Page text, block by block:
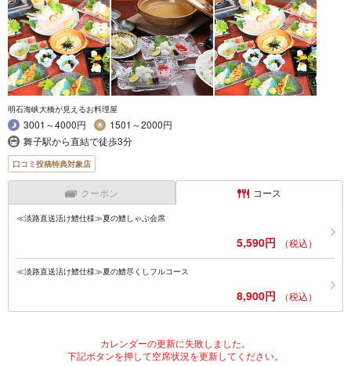
明石海峡大橋が見えるお料理屋
3001～4000円
1501～2000円
舞子駅から直結で徒歩3分
口コミ投稿特典対象店
クーポン コース
≪淡路直送活け鱧仕様≫夏の鱧しゃぶ会席
5,590円 （税込）
≪淡路直送活け鱧仕様≫夏の鱧尽くしフルコース
8,900円 （税込）
カレンダーの更新に失敗しました。
下記ボタンを押して空席状況を更新してください。